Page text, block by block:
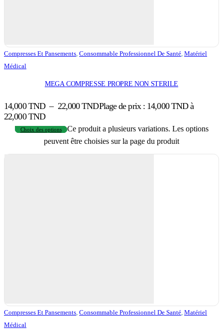
Compresses Et Pansements Consommable Professionnel De Santé Matériel
Médical
MEGA COMPRESSE PROPRE NON STERILE
14,000TND – 22,000TNDPlage de prix : 14,000 TND à
22,000 TND
Choix des options
Ce produit a plusieurs variations. Les options
peuvent être choisies sur la page du produit
Compresses Et Pansements Consommable Professionnel De Santé Matériel
Médical